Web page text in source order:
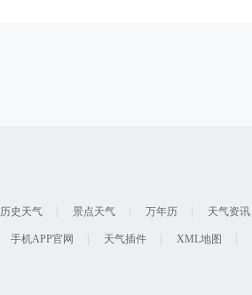
历史天气 景点天气 万年历 天气资讯
手机APP官网 天气插件 XML地图